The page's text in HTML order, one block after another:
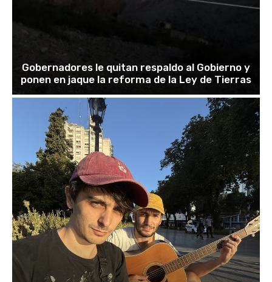
Gobernadores le quitan respaldo al Gobierno y
ponen en jaque la reforma de la Ley de Tierras